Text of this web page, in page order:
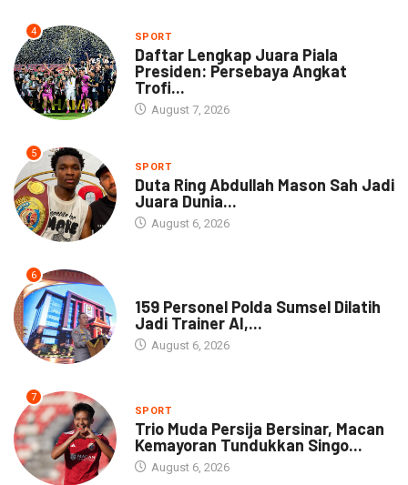
4 SPORT
Daftar Lengkap Juara Piala
Presiden: Persebaya Angkat
Trofi...
August 7, 2026
5
SPORT
Duta Ring Abdullah Mason Sah Jadi
Juara Dunia...
August 6, 2026
6
159 Personel Polda Sumsel Dilatih
Jadi Trainer AI,...
August 6, 2026
7
SPORT
Trio Muda Persija Bersinar, Macan
Kemayoran Tundukkan Singo...
August 6, 2026